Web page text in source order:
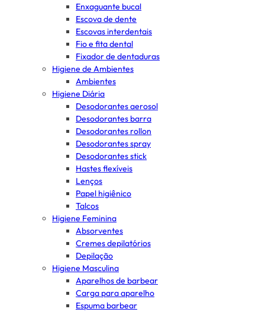
Enxaguante bucal
Escova de dente
Escovas interdentais
Fio e fita dental
Fixador de dentaduras
Higiene de Ambientes
Ambientes
Higiene Diária
Desodorantes aerosol
Desodorantes barra
Desodorantes rollon
Desodorantes spray
Desodorantes stick
Hastes flexíveis
Lenços
Papel higiênico
Talcos
Higiene Feminina
Absorventes
Cremes depilatórios
Depilação
Higiene Masculina
Aparelhos de barbear
Carga para aparelho
Espuma barbear